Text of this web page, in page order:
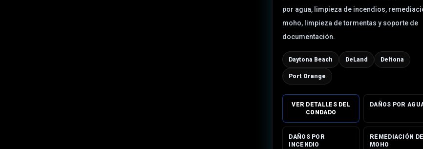
por agua, limpieza de incendios,
moho, limpieza de tormentas y soporte de
documentación.
Daytona Beach DeLand Deltona
Port Orange
VER DETALLES DEL
CONDADO
DAÑOS POR
DAÑOS POR
INCENDIO
REMEDIACIÓN DE
MOHO